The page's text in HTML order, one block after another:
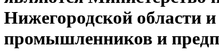
Нижегородской области
промышленников и